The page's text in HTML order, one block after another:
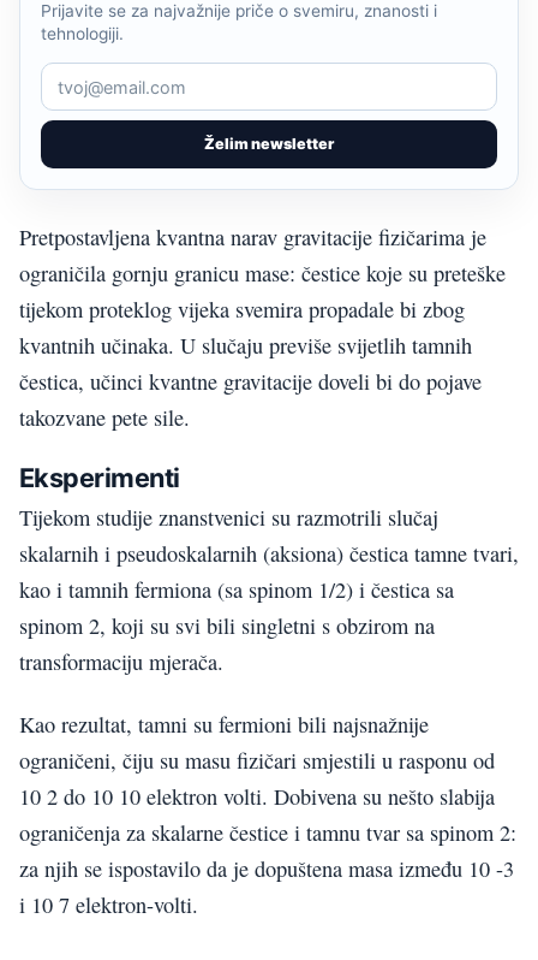
Želim newsletter
Prijavite se za najvažnije priče o svemiru, znanosti i
tehnologiji.
Pretpostavljena kvantna narav gravitacije fizičarima je
ograničila gornju granicu mase: čestice koje su preteške
tijekom proteklog vijeka svemira propadale bi zbog
kvantnih učinaka. U slučaju previše svijetlih tamnih
čestica, učinci kvantne gravitacije doveli bi do pojave
takozvane pete sile.
Eksperimenti
Tijekom studije znanstvenici su razmotrili slučaj
skalarnih i pseudoskalarnih (aksiona) čestica tamne tvari,
kao i tamnih fermiona (sa spinom 1/2) i čestica sa
spinom 2, koji su svi bili singletni s obzirom na
transformaciju mjerača.
Kao rezultat, tamni su fermioni bili najsnažnije
ograničeni, čiju su masu fizičari smjestili u rasponu od
10 2 do 10 10 elektron volti. Dobivena su nešto slabija
ograničenja za skalarne čestice i tamnu tvar sa spinom 2:
za njih se ispostavilo da je dopuštena masa između 10 -3
i 10 7 elektron-volti.